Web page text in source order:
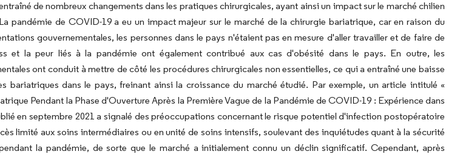
de nombreux changements dans les pratiques chirurgicales, ayant ainsi un impact sur le marché chilien
pandémie de COVID-19 a eu un impact majeur sur le marché de la chirurgie bariatrique, car en raison du
gouvernementales, les personnes dans le pays n'étaient pas en mesure d'aller travailler et de faire de
et la peur liés à la pandémie ont également contribué aux cas d'obésité dans le pays. En outre, les
ont conduit à mettre de côté les procédures chirurgicales non essentielles, ce qui a entraîné une baisse
bariatriques dans le pays, freinant ainsi la croissance du marché étudié. Par exemple, un article intitulé «
Pendant la Phase d'Ouverture Après la Première Vague de la Pandémie de COVID-19 : Expérience dans
en septembre 2021 a signalé des préoccupations concernant le risque potentiel d'infection postopératoire
limité aux soins intermédiaires ou en unité de soins intensifs, soulevant des inquiétudes quant à la sécurité
la pandémie, de sorte que le marché a initialement connu un déclin significatif. Cependant, après